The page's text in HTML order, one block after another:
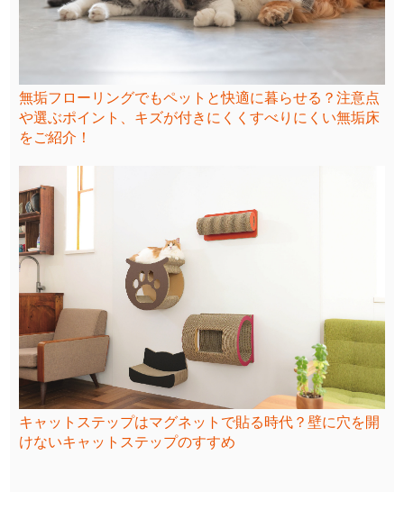
無垢フローリングでもペットと快適に暮らせる？注意点
や選ぶポイント、キズが付きにくくすべりにくい無垢床
をご紹介！
キャットステップはマグネットで貼る時代？壁に穴を開
けないキャットステップのすすめ